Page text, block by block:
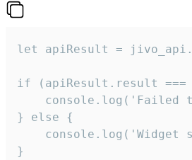
let apiResult =
if (apiResult.result
console.log('Failed
} else {
console.log('Widget
}